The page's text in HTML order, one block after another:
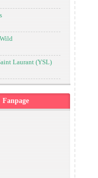
Laurant (YSL)
Fanpage